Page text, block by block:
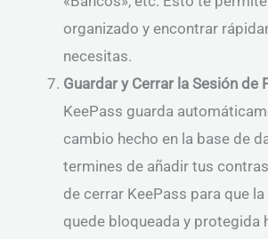
organizado y encontrar
necesitas.
Guardar y Cerrar la Sesión de
KeePass guarda
cambio hecho en la base de
termines de añadir tus
de cerrar KeePass para que
quede bloqueada y protegida